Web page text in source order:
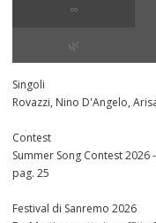
∞
🌿
Singoli
Rovazzi, Nino D'Angelo,
Contest
Summer Song Contest
pag. 25
Festival di Sanremo 2026